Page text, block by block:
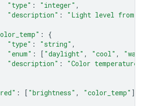
"type" : "integer" ,
"description" :
"Light level from
:
{
"type" : "string" ,
"enum" : [ "daylight" , "cool" ,
"description" : "Color temperature"
: [ "brightness" , "color_temp" ],